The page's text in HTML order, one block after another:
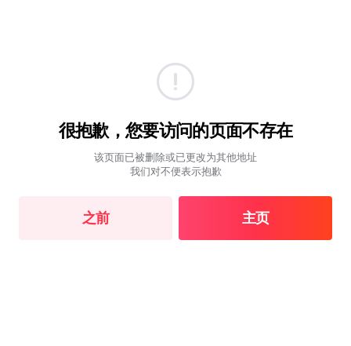
很抱歉，您要访问的页面不存在
该页面已被删除或已更改为其他地址
我们对不便表示抱歉
之前 主页